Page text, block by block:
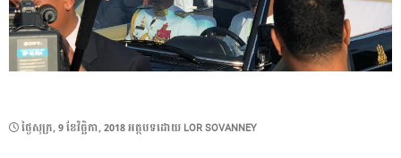
POSTED
ថ្ងៃ​សុក្រ, 9 ខែ​វិច្ឆិកា, 2018អត្ថបទដោយ LOR SOVANNEY